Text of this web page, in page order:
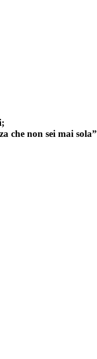
che non sei mai sola”